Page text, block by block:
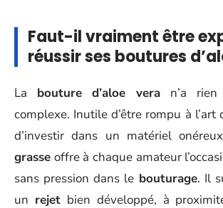
Faut-il vraiment être
réussir ses boutures
La bouture d’aloe vera n’a rien
complexe. Inutile d’être rompu à l’art
d’investir dans un matériel
grasse offre à chaque amateur
sans pression dans le bouturage. Il
un rejetbien développé, à